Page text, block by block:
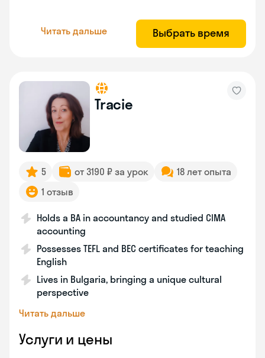
Читать дальше Выбрать время
Tracie
5 от 3190 ₽ за урок
18 лет опыта
1 отзыв
Holds a BA in accountancy and studied CIMA
accounting
Possesses TEFL and BEC certificates for teaching
English
Lives in Bulgaria, bringing a unique cultural
perspective
Читать дальше
Услуги и цены